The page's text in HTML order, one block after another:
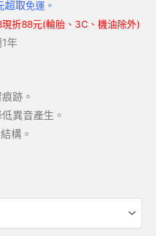
超取免運。
折88元(輪胎、3C、機油除外)
年
跡。
異音產生。
構。